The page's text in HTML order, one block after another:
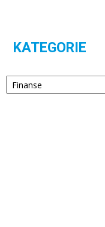
KATEGORIE
Kategorie